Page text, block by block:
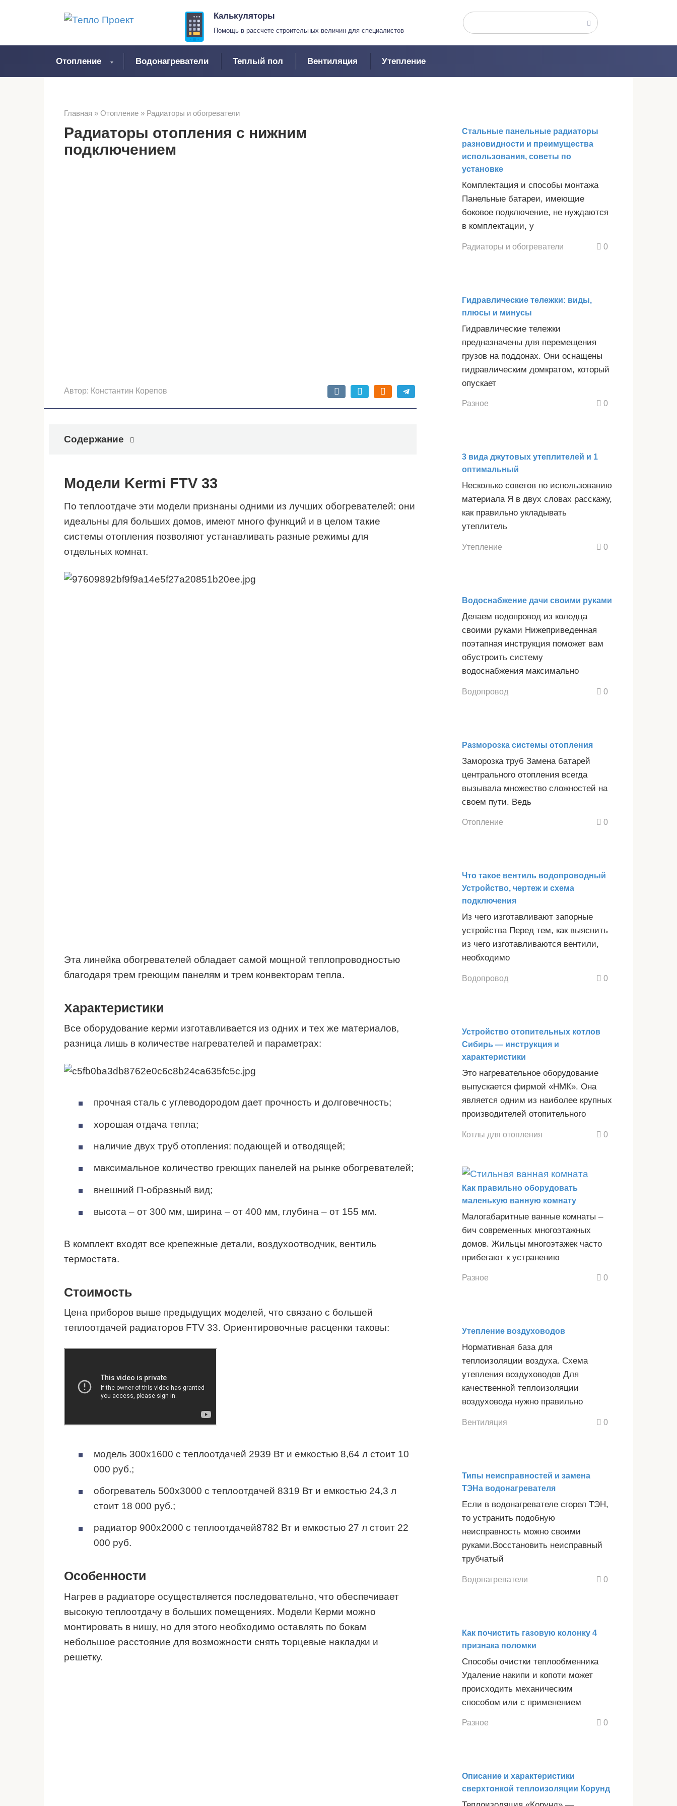
Калькуляторы
Помощь в рассчете строительных величин для специалистов
Поиск:
Отопление Водонагреватели Теплый пол Вентиляция Утепление
Главная » Отопление » Радиаторы и обогреватели
Радиаторы отопления с нижним
подключением
Автор: Константин Корепов
Содержание
Модели Kermi FTV 33
По теплоотдаче эти модели признаны одними из лучших обогревателей: они
идеальны для больших домов, имеют много функций и в целом такие
системы отопления позволяют устанавливать разные режимы для
отдельных комнат.
Эта линейка обогревателей обладает самой мощной теплопроводностью
благодаря трем греющим панелям и трем конвекторам тепла.
Характеристики
Все оборудование керми изготавливается из одних и тех же материалов,
разница лишь в количестве нагревателей и параметрах:
прочная сталь с углеводородом дает прочность и долговечность;
хорошая отдача тепла;
наличие двух труб отопления: подающей и отводящей;
максимальное количество греющих панелей на рынке обогревателей;
внешний П-образный вид;
высота – от 300 мм, ширина – от 400 мм, глубина – от 155 мм.
В комплект входят все крепежные детали, воздухоотводчик, вентиль
термостата.
Стоимость
Цена приборов выше предыдущих моделей, что связано с большей
теплоотдачей радиаторов FTV 33. Ориентировочные расценки таковы:
модель 300х1600 с теплоотдачей 2939 Вт и емкостью 8,64 л стоит 10
000 руб.;
обогреватель 500х3000 с теплоотдачей 8319 Вт и емкостью 24,3 л
стоит 18 000 руб.;
радиатор 900х2000 с теплоотдачей8782 Вт и емкостью 27 л стоит 22
000 руб.
Особенности
Нагрев в радиаторе осуществляется последовательно, что обеспечивает
высокую теплоотдачу в больших помещениях. Модели Керми можно
монтировать в нишу, но для этого необходимо оставлять по бокам
небольшое расстояние для возможности снять торцевые накладки и
решетку.
Стальные панельные радиаторы
разновидности и преимущества
использования, советы по
установке
Комплектация и способы монтажа
Панельные батареи, имеющие
боковое подключение, не нуждаются
в комплектации, у
Радиаторы и обогреватели 0
Гидравлические тележки: виды,
плюсы и минусы
Гидравлические тележки
предназначены для перемещения
грузов на поддонах. Они оснащены
гидравлическим домкратом, который
опускает
Разное 0
3 вида джутовых утеплителей и 1
оптимальный
Несколько советов по использованию
материала Я в двух словах расскажу,
как правильно укладывать
утеплитель
Утепление 0
Водоснабжение дачи своими руками
Делаем водопровод из колодца
своими руками Нижеприведенная
поэтапная инструкция поможет вам
обустроить систему
водоснабжения максимально
Водопровод 0
Разморозка системы отопления
Заморозка труб Замена батарей
центрального отопления всегда
вызывала множество сложностей на
своем пути. Ведь
Отопление 0
Что такое вентиль водопроводный
Устройство, чертеж и схема
подключения
Из чего изготавливают запорные
устройства Перед тем, как выяснить
из чего изготавливаются вентили,
необходимо
Водопровод 0
Устройство отопительных котлов
Сибирь — инструкция и
характеристики
Это нагревательное оборудование
выпускается фирмой «НМК». Она
является одним из наиболее крупных
производителей отопительного
Котлы для отопления 0
Как правильно оборудовать
маленькую ванную комнату
Малогабаритные ванные комнаты –
бич современных многоэтажных
домов. Жильцы многоэтажек часто
прибегают к устранению
Разное 0
Утепление воздуховодов
Нормативная база для
теплоизоляции воздуха. Схема
утепления воздуховодов Для
качественной теплоизоляции
воздуховода нужно правильно
Вентиляция 0
Типы неисправностей и замена
ТЭНа водонагревателя
Если в водонагревателе сгорел ТЭН,
то устранить подобную
неисправность можно своими
руками.Восстановить неисправный
трубчатый
Водонагреватели 0
Как почистить газовую колонку 4
признака поломки
Способы очистки теплообменника
Удаление накипи и копоти может
происходить механическим
способом или с применением
Разное 0
Описание и характеристики
сверхтонкой теплоизоляции Корунд